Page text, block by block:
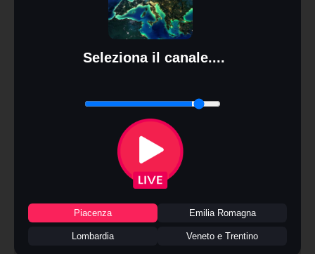
Seleziona il canale....
Piacenza Emilia Romagna
Lombardia Veneto e Trentino